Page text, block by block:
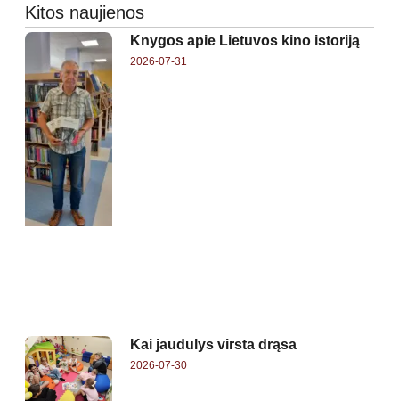
Kitos naujienos
Knygos apie Lietuvos kino istoriją
2026-07-31
Kai jaudulys virsta drąsa
2026-07-30